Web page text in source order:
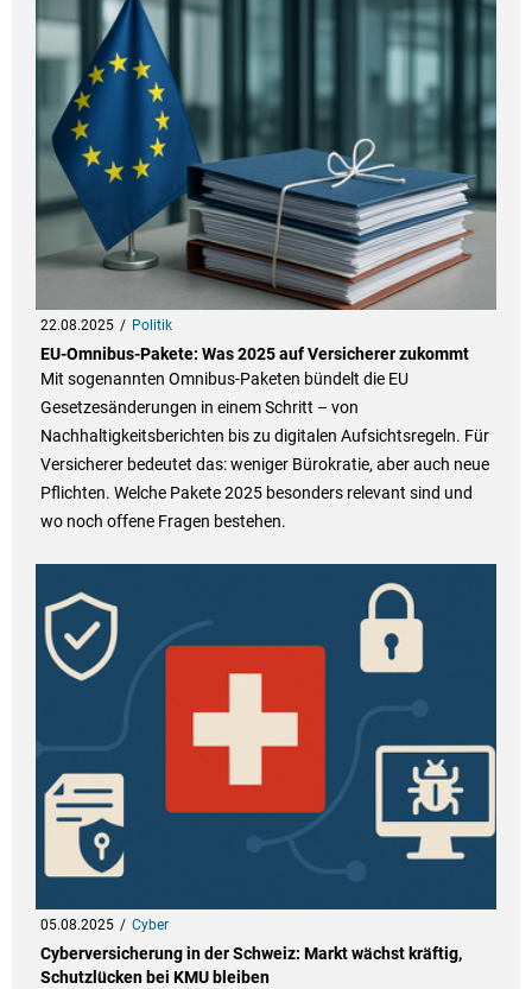
22.08.2025 Politik
EU-Omnibus-Pakete: Was 2025 auf Versicherer zukommt
Mit sogenannten Omnibus-Paketen bündelt die EU
Gesetzesänderungen in einem Schritt – von
Nachhaltigkeitsberichten bis zu digitalen Aufsichtsregeln. Für
Versicherer bedeutet das: weniger Bürokratie, aber auch neue
Pflichten. Welche Pakete 2025 besonders relevant sind und
wo noch offene Fragen bestehen.
05.08.2025 Cyber
Cyberversicherung in der Schweiz: Markt wächst kräftig,
Schutzlücken bei KMU bleiben